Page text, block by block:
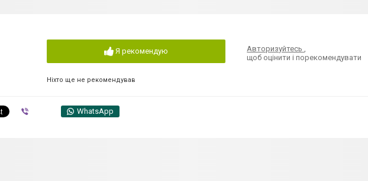
Я рекомендую
Ніхто ще не рекомендував
Авторизуйтесь
щоб оцінити і порекомендувати
WhatsApp